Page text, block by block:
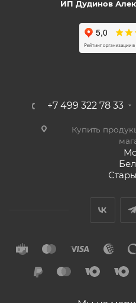
ИП Дудинов
+7 499 322 78 33
Купить